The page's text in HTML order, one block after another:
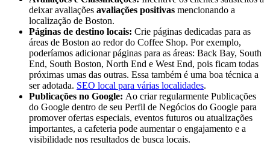
deixar avaliações avaliações positivas mencionando a
localização de Boston.
Páginas de destino locais: Crie páginas dedicadas para as
áreas de Boston ao redor do Coffee Shop. Por exemplo,
poderíamos adicionar páginas para as áreas: Back Bay, South
End, South Boston, North End e West End, pois ficam todas
próximas umas das outras. Essa também é uma boa técnica a
ser adotada. SEO local para várias localidades.
Publicações no Google: Ao criar regularmente Publicações
do Google dentro de seu Perfil de Negócios do Google para
promover ofertas especiais, eventos futuros ou atualizações
importantes, a cafeteria pode aumentar o engajamento e a
visibilidade nos resultados de busca locais.